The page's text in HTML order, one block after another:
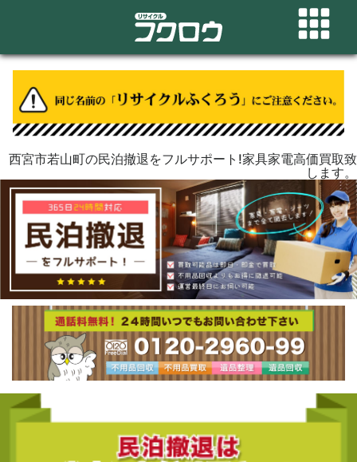
西宮市若山町の民泊撤退をフルサポート!家具家電高価買取致
します。